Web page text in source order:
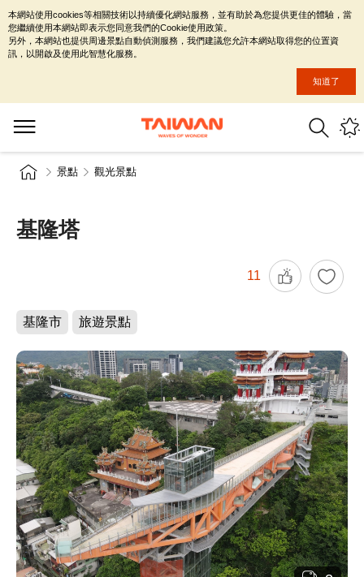
景點 觀光景點
基隆塔
11
基隆市 旅遊景點
本網站使用cookies等相關技術以持續優化網站服務，並有助於為您提供更佳的體驗，當
您繼續使用本網站即表示您同意我們的Cookie使用政策。
另外，本網站也提供周邊景點自動偵測服務，我們建議您允許本網站取得您的位置資
訊，以開啟及使用此智慧化服務。
知道了